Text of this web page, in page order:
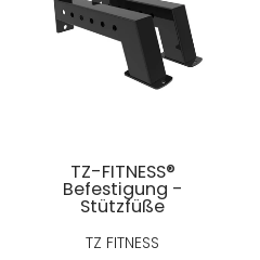
TZ-FITNESS®
Befestigung -
Stützfüße
TZ FITNESS